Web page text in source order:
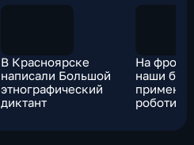
В Красноярске
написали Большой
этнографический
диктант
На
наши